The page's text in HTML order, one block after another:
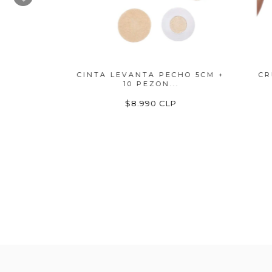
CINTA LEVANTA PECHO 5CM +
10 PEZON...
$8.990 CLP